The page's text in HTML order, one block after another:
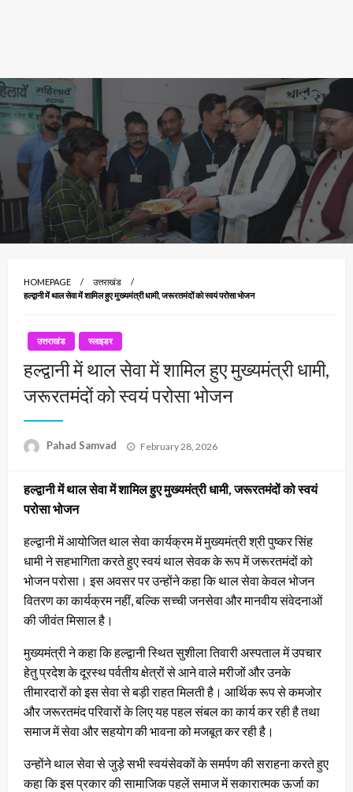
HOMEPAGE
उत्तराखंड
हल्द्वानी में थाल सेवा में शामिल हुए मुख्यमंत्री धामी, जरूरतमंदों को स्वयं परोसा भोजन
उत्तराखंड स्लाइडर
हल्द्वानी में थाल सेवा में शामिल हुए मुख्यमंत्री धामी,
जरूरतमंदों को स्वयं परोसा भोजन
Pahad Samvad
Posted
February 28, 2026
हल्द्वानी में थाल सेवा में शामिल हुए मुख्यमंत्री धामी, जरूरतमंदों को स्वयं
परोसा भोजन
हल्द्वानी में आयोजित थाल सेवा कार्यक्रम में मुख्यमंत्री श्री पुष्कर सिंह
धामी ने सहभागिता करते हुए स्वयं थाल सेवक के रूप में जरूरतमंदों को
भोजन परोसा। इस अवसर पर उन्होंने कहा कि थाल सेवा केवल भोजन
वितरण का कार्यक्रम नहीं, बल्कि सच्ची जनसेवा और मानवीय संवेदनाओं
की जीवंत मिसाल है।
मुख्यमंत्री ने कहा कि हल्द्वानी स्थित सुशीला तिवारी अस्पताल में उपचार
हेतु प्रदेश के दूरस्थ पर्वतीय क्षेत्रों से आने वाले मरीजों और उनके
तीमारदारों को इस सेवा से बड़ी राहत मिलती है। आर्थिक रूप से कमजोर
और जरूरतमंद परिवारों के लिए यह पहल संबल का कार्य कर रही है तथा
समाज में सेवा और सहयोग की भावना को मजबूत कर रही है।
उन्होंने थाल सेवा से जुड़े सभी स्वयंसेवकों के समर्पण की सराहना करते हुए
कहा कि इस प्रकार की सामाजिक पहलें समाज में सकारात्मक ऊर्जा का